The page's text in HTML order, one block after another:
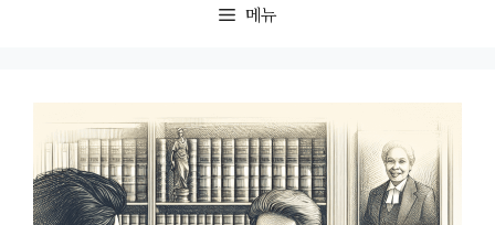
메뉴